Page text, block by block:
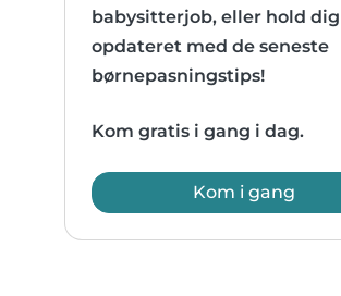
babysitterjob, eller hold dig
opdateret med de seneste
børnepasningstips!
Kom gratis i gang i dag.
Kom i gang